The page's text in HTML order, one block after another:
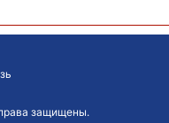
защищены.